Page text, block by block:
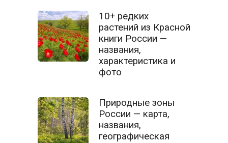
10+ редких
растений из Красной
книги России —
названия,
характеристика и
фото
Природные зоны
России — карта,
названия,
географическая